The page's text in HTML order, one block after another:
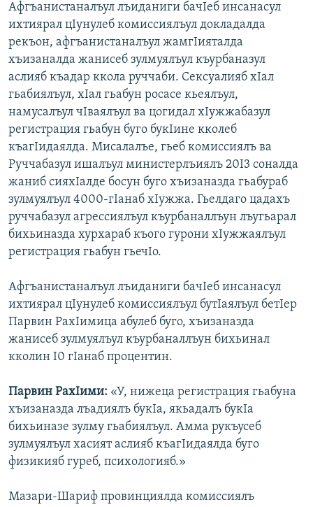
Афгъанистаналъул лъиданиги бачIеб инсанасул
ихтиярал цIунулеб комиссиялъул докладалда
рекъон, афгъанистаналъул жамгIияталда
хъизаналда жанисеб зулмуялъул къурбаназул
аслияб къадар ккола руччаби. Сексуалияб хIал
гьабиялъул, хIал гьабун росасе кьеялъул,
намусалъул чIваялъул ва цогидал хIужжабазул
регистрация гьабун буго букIине кколеб
къагIидаялда. Мисалалъе, гьеб комиссиялъ ва
Руччабазул ишалъул министерлъиялъ 20I3 соналда
жаниб сияхIалде босун буго хъизаназда гьабураб
зулмуялъул 4000-гIанаб хIужжа. Гьелдаго цадахъ
руччабазул агрессиялъул къурбаналлъун лъугьарал
бихьиназда хурхараб къого гурони хIужжаялъул
регистрация гьабун гьечIо.
Афгъанистаналъул лъиданиги бачIеб инсанасул
ихтиярал цIунулеб комиссиялъул бутIаялъул бетIер
Парвин РахIимица абулеб буго, хъизаназда
жанисеб зулмуялъул къурбаналлъун бихьинал
кколин I0 гIанаб процентин.
Парвин РахIими: «У, нижеца регистрация гьабуна
хъизаназда лъадиялъ букIа, якьадалъ букIа
бихьиназе зулму гьабиялъул. Амма рукъусеб
зулмуялъул хасият аслияб къагIидаялда буго
физикияб гуреб, психологияб.»
Мазари-Шариф провинциялда комиссиялъ